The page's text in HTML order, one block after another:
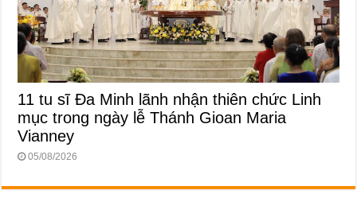
11 tu sĩ Đa Minh lãnh nhận thiên chức Linh
mục trong ngày lễ Thánh Gioan Maria
Vianney
05/08/2026